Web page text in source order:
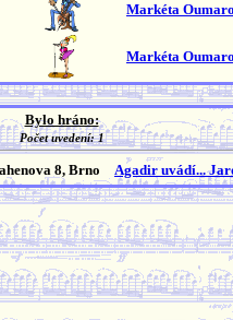
Markéta
Markéta
Bylo hráno:
Počet uvedení: 1
8, Brno Agadir uvádí...